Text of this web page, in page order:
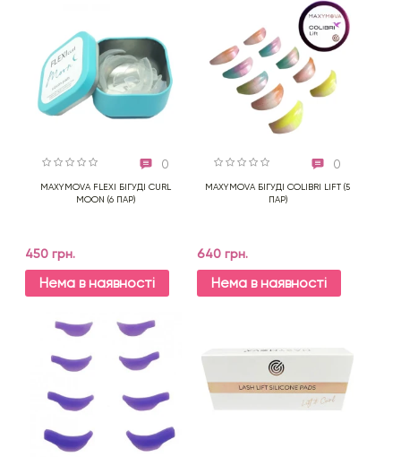
0
MAXYMOVA FLEXI БІГУДІ CURL
MOON (6 ПАР)
450 грн.
Нема в наявності
0
MAXYMOVA БІГУДІ COLIBRI LIFT (5
ПАР)
640 грн.
Нема в наявності